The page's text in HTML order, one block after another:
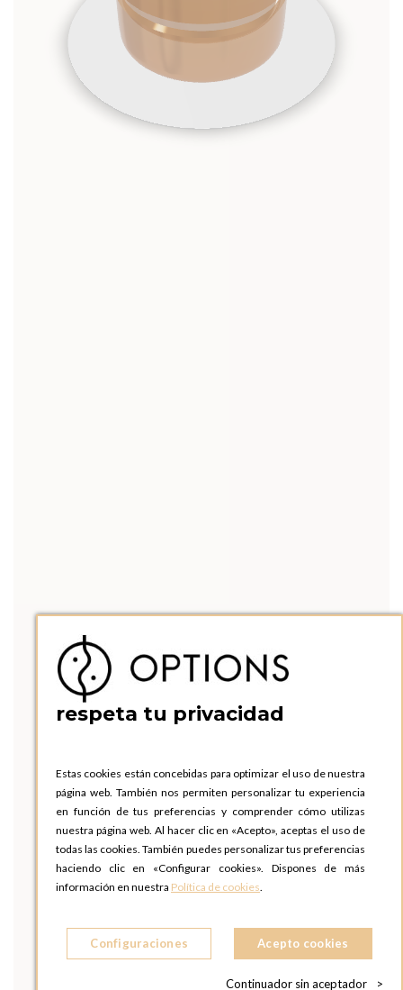
respeta tu privacidad
Estas cookies están concebidas para optimizar el uso de nuestra
página web. También nos permiten personalizar tu experiencia
en función de tus preferencias y comprender cómo utilizas
nuestra página web. Al hacer clic en «Acepto», aceptas el uso de
todas las cookies. También puedes personalizar tus preferencias
haciendo clic en «Configurar cookies». Dispones de más
información en nuestra Política de cookies.
Configuraciones Acepto cookies
Continuador sin aceptador >